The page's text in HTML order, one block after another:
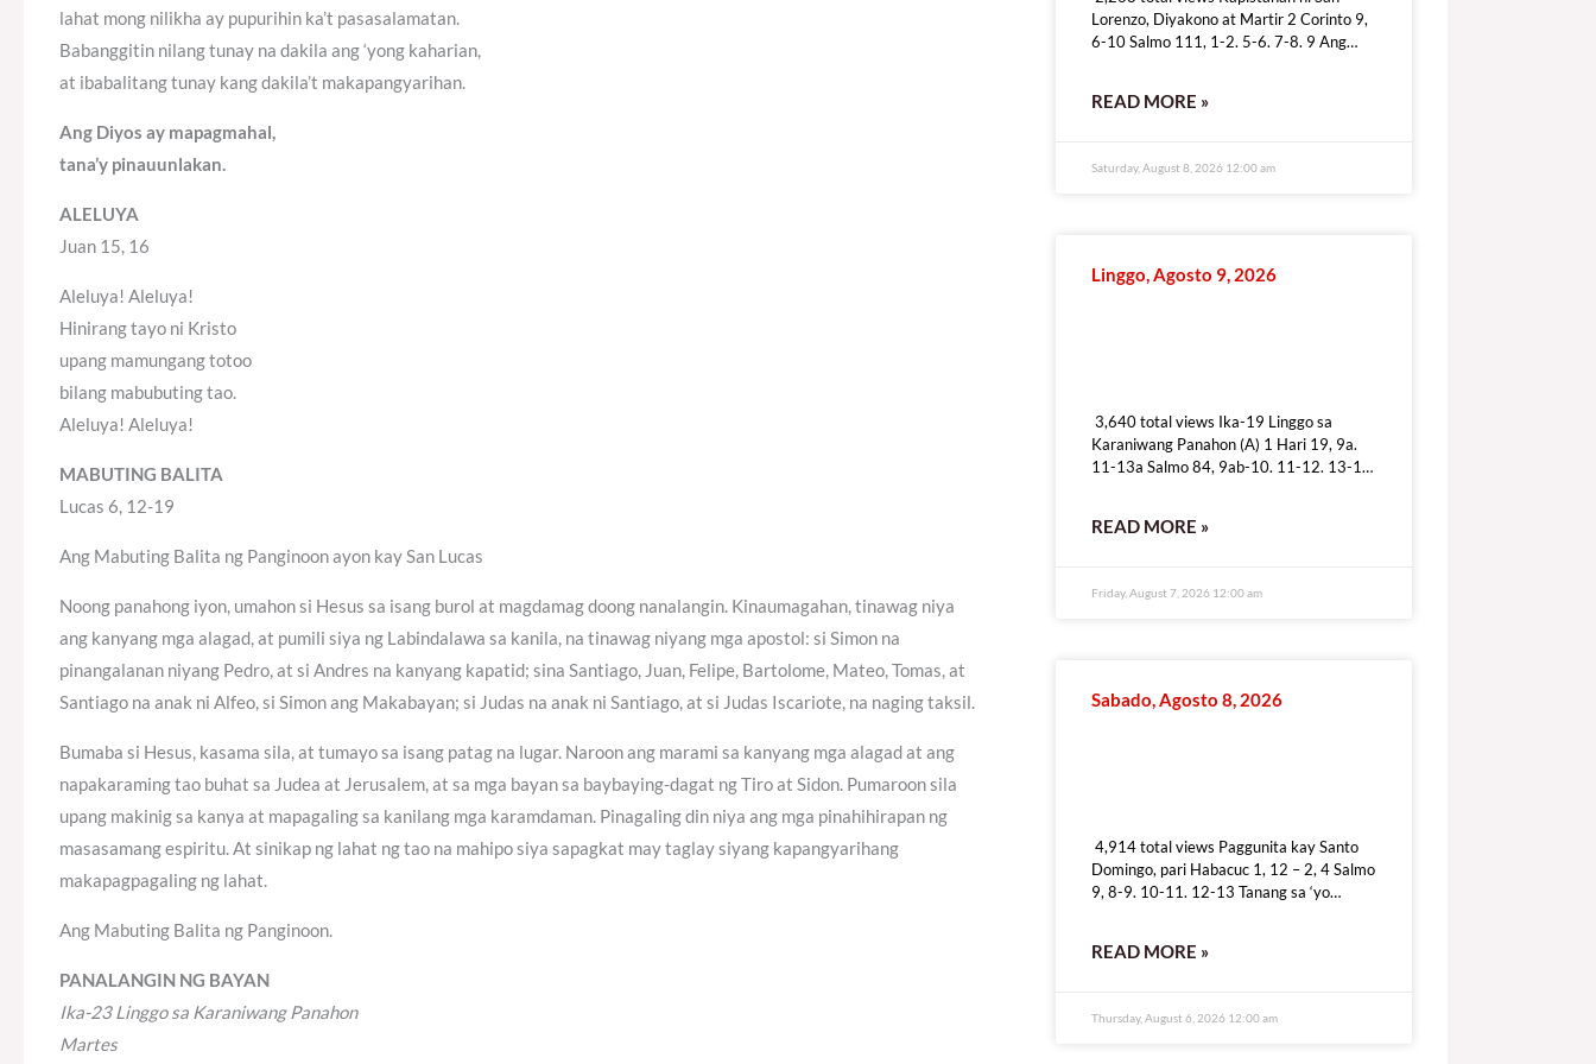
lahat mong nilikha ay pupurihin ka’t pasasalamatan.
Babanggitin nilang tunay na dakila ang ‘yong kaharian,
at ibabalitang tunay kang dakila’t makapangyarihan.
Ang Diyos ay mapagmahal,
tana’y pinauunlakan.
ALELUYA
Juan 15, 16
Aleluya! Aleluya!
Hinirang tayo ni Kristo
upang mamungang totoo
bilang mabubuting tao.
Aleluya! Aleluya!
MABUTING BALITA
Lucas 6, 12-19
Ang Mabuting Balita ng Panginoon ayon kay San Lucas
Noong panahong iyon, umahon si Hesus sa isang burol at magdamag doong nanalangin. Kinaumagahan, tinawag niya
ang kanyang mga alagad, at pumili siya ng Labindalawa sa kanila, na tinawag niyang mga apostol: si Simon na
pinangalanan niyang Pedro, at si Andres na kanyang kapatid; sina Santiago, Juan, Felipe, Bartolome, Mateo, Tomas, at
Santiago na anak ni Alfeo, si Simon ang Makabayan; si Judas na anak ni Santiago, at si Judas Iscariote, na naging taksil.
Bumaba si Hesus, kasama sila, at tumayo sa isang patag na lugar. Naroon ang marami sa kanyang mga alagad at ang
napakaraming tao buhat sa Judea at Jerusalem, at sa mga bayan sa baybaying-dagat ng Tiro at Sidon. Pumaroon sila
upang makinig sa kanya at mapagaling sa kanilang mga karamdaman. Pinagaling din niya ang mga pinahihirapan ng
masasamang espiritu. At sinikap ng lahat ng tao na mahipo siya sapagkat may taglay siyang kapangyarihang
makapagpagaling ng lahat.
Ang Mabuting Balita ng Panginoon.
PANALANGIN NG BAYAN
Ika-23 Linggo sa Karaniwang Panahon
Martes
Lorenzo, Diyakono at Martir 2 Corinto 9,
6-10 Salmo 111, 1-2. 5-6. 7-8. 9 Ang
READ MORE »
Saturday, August 8, 2026 12:00 am
Linggo, Agosto 9, 2026
3,640 total views Ika-19 Linggo sa
Karaniwang Panahon (A) 1 Hari 19, 9a.
11-13a Salmo 84, 9ab-10. 11-12. 13-14
READ MORE »
Friday, August 7, 2026 12:00 am
Sabado, Agosto 8, 2026
4,914 total views Paggunita kay Santo
Domingo, pari Habacuc 1, 12 – 2, 4 Salmo
9, 8-9. 10-11. 12-13 Tanang sa ‘yo
READ MORE »
Thursday, August 6, 2026 12:00 am